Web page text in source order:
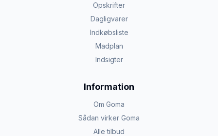
Opskrifter
Dagligvarer
Indkøbsliste
Madplan
Indsigter
Information
Om Goma
Sådan virker Goma
Alle tilbud